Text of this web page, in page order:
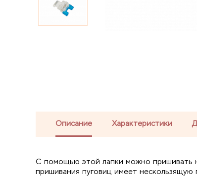
Описание Характеристики
С помощью этой лапки можно пришивать
пришивания пуговиц имеет